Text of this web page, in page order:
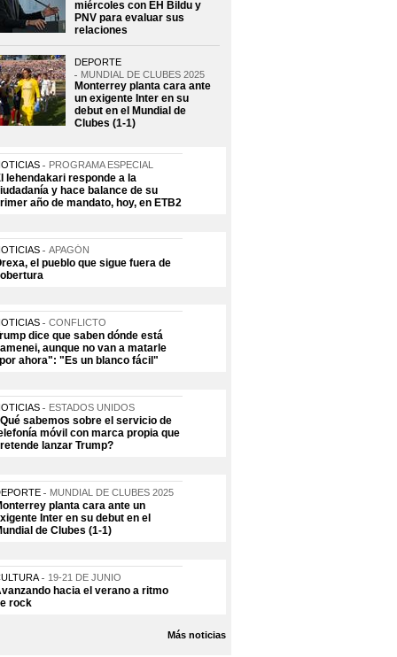
miércoles con EH Bildu y
PNV para evaluar sus
relaciones
DEPORTE
MUNDIAL DE CLUBES 2025
Monterrey planta cara ante
un exigente Inter en su
debut en el Mundial de
Clubes (1-1)
PROGRAMA ESPECIAL
lehendakari responde a la
y hace balance de su
año de mandato, hoy, en ETB2
APAGÓN
el pueblo que sigue fuera de
CONFLICTO
dice que saben dónde está
aunque no van a matarle
ahora": "Es un blanco fácil"
ESTADOS UNIDOS
sabemos sobre el servicio de
móvil con marca propia que
lanzar Trump?
MUNDIAL DE CLUBES 2025
planta cara ante un
Inter en su debut en el
de Clubes (1-1)
19-21 DE JUNIO
hacia el verano a ritmo
rock
Más noticias